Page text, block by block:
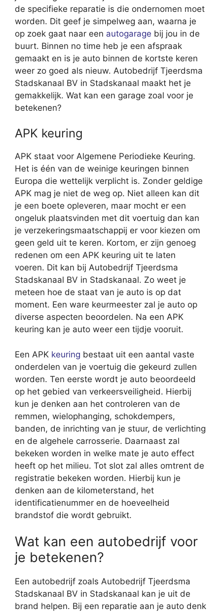
de specifieke reparatie is die ondernomen moet
worden. Dit geef je simpelweg aan, waarna je
op zoek gaat naar een autogarage bij jou in de
buurt. Binnen no time heb je een afspraak
gemaakt en is je auto binnen de kortste keren
weer zo goed als nieuw. Autobedrijf Tjeerdsma
Stadskanaal BV in Stadskanaal maakt het je
gemakkelijk. Wat kan een garage zoal voor je
betekenen?
APK keuring
APK staat voor Algemene Periodieke Keuring.
Het is één van de weinige keuringen binnen
Europa die wettelijk verplicht is. Zonder geldige
APK mag je niet de weg op. Niet alleen kan dit
je een boete opleveren, maar mocht er een
ongeluk plaatsvinden met dit voertuig dan kan
je verzekeringsmaatschappij er voor kiezen om
geen geld uit te keren. Kortom, er zijn genoeg
redenen om een APK keuring uit te laten
voeren. Dit kan bij Autobedrijf Tjeerdsma
Stadskanaal BV in Stadskanaal. Zo weet je
meteen hoe de staat van je auto is op dat
moment. Een ware keurmeester zal je auto op
diverse aspecten beoordelen. Na een APK
keuring kan je auto weer een tijdje vooruit.
Een APK keuring bestaat uit een aantal vaste
onderdelen van je voertuig die gekeurd zullen
worden. Ten eerste wordt je auto beoordeeld
op het gebied van verkeersveiligheid. Hierbij
kun je denken aan het controleren van de
remmen, wielophanging, schokdempers,
banden, de inrichting van je stuur, de verlichting
en de algehele carrosserie. Daarnaast zal
bekeken worden in welke mate je auto effect
heeft op het milieu. Tot slot zal alles omtrent de
registratie bekeken worden. Hierbij kun je
denken aan de kilometerstand, het
identificatienummer en de hoeveelheid
brandstof die wordt gebruikt.
Wat kan een autobedrijf voor
je betekenen?
Een autobedrijf zoals Autobedrijf Tjeerdsma
Stadskanaal BV in Stadskanaal kan je uit de
brand helpen. Bij een reparatie aan je auto denk